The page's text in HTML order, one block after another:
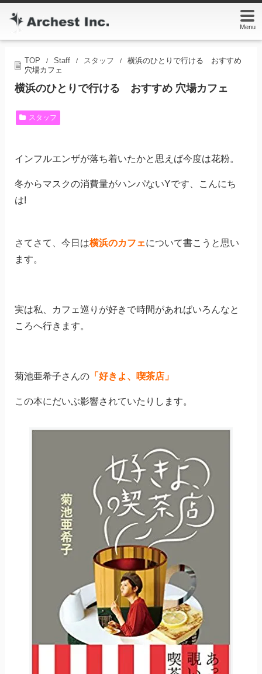
Menu
TOP / Staff / スタッフ /
横浜のひとりで行ける おすすめ
穴場カフェ
横浜のひとりで行ける おすすめ 穴場カフェ
スタッフ
インフルエンザが落ち着いたかと思えば今度は花粉。
冬からマスクの消費量がハンパないYです、こんにち
は!
さてさて、今日は横浜のカフェについて書こうと思い
ます。
実は私、カフェ巡りが好きで時間があればいろんなと
ころへ行きます。
菊池亜希子さんの「好きよ、喫茶店」
この本にだいぶ影響されていたりします。